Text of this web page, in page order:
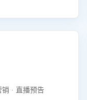
· 直播预告